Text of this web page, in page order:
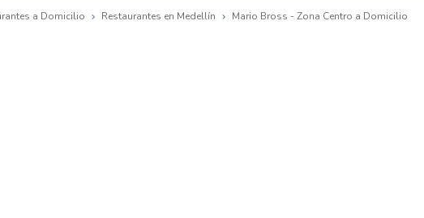
a Domicilio Restaurantes en Medellín Mario Bross - Zona Centro a Domicilio